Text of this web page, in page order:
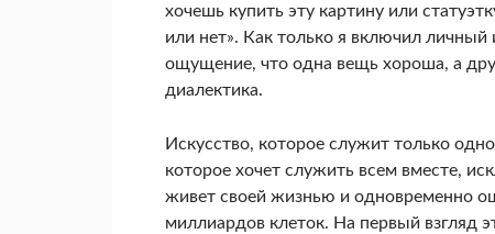
хочешь купить эту картину или
или нет». Как только я включил личный
ощущение, что одна вещь хороша, а
диалектика.
Искусство, которое служит только
которое хочет служить всем вместе,
живет своей жизнью и одновременно
миллиардов клеток. На первый взгляд